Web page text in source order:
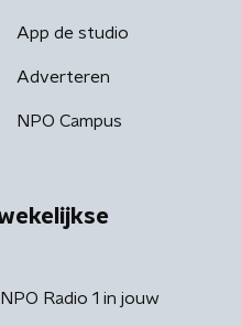
App de studio
Adverteren
NPO Campus
Radio 1 in jouw